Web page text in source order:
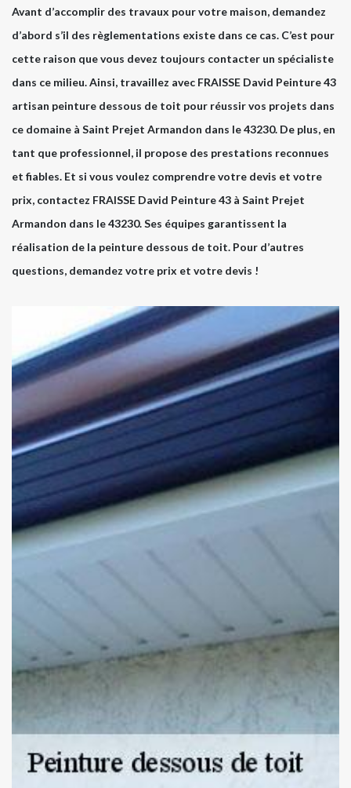
Avant d’accomplir des travaux pour votre maison, demandez
d’abord s’il des règlementations existe dans ce cas. C’est pour
cette raison que vous devez toujours contacter un spécialiste
dans ce milieu. Ainsi, travaillez avec FRAISSE David Peinture 43
artisan peinture dessous de toit pour réussir vos projets dans
ce domaine à Saint Prejet Armandon dans le 43230. De plus, en
tant que professionnel, il propose des prestations reconnues
et fiables. Et si vous voulez comprendre votre devis et votre
prix, contactez FRAISSE David Peinture 43 à Saint Prejet
Armandon dans le 43230. Ses équipes garantissent la
réalisation de la peinture dessous de toit. Pour d’autres
questions, demandez votre prix et votre devis !